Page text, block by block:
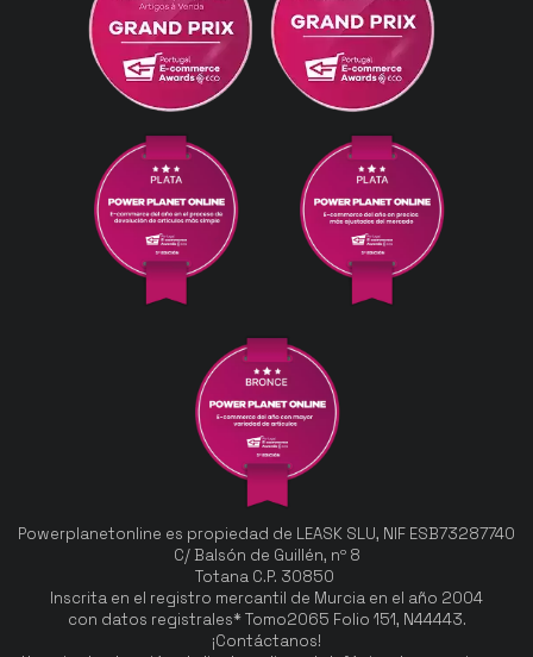
Powerplanetonline es propiedad de LEASK SLU, NIF ESB73287740
C/ Balsón de Guillén, nº 8
Totana C.P. 30850
Inscrita en el registro mercantil de Murcia en el año 2004
con datos registrales* Tomo2065 Folio 151, N44443.
¡Contáctanos!